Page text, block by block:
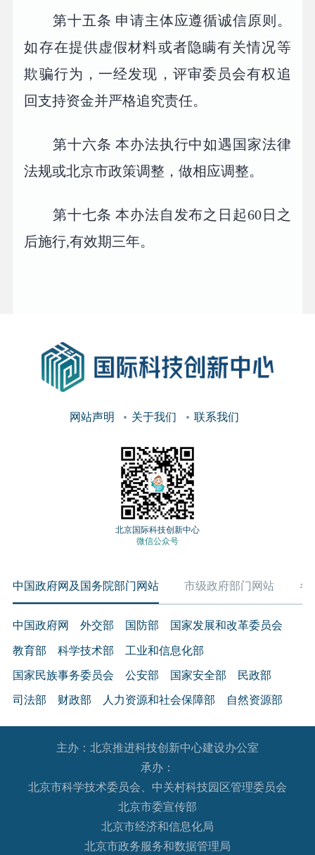
第十五条 申请主体应遵循诚信原则。
如存在提供虚假材料或者隐瞒有关情况等
欺骗行为，一经发现，评审委员会有权追
回支持资金并严格追究责任。
第十六条 本办法执行中如遇国家法律
法规或北京市政策调整，做相应调整。
第十七条 本办法自发布之日起60日之
后施行,有效期三年。
网站声明 关于我们 联系我们
北京国际科技创新中心
微信公众号
中国政府网及国务院部门网站 市级政府部门网站 各
中国政府网 外交部 国防部 国家发展和改革委员会
教育部 科学技术部 工业和信息化部
国家民族事务委员会 公安部 国家安全部 民政部
司法部 财政部 人力资源和社会保障部 自然资源部
生态环境部 住房和城乡建设部 交通运输部 水利部
农业农村部 商务部 文化和旅游部
退役军人事务部
国家语言文字工作委员会
国家航天局 国家原子能机构
国家核安全局
主办：北京推进科技创新中心建设办公室
承办：
北京市科学技术委员会、中关村科技园区管理委员会
北京市委宣传部
北京市经济和信息化局
北京市政务服务和数据管理局